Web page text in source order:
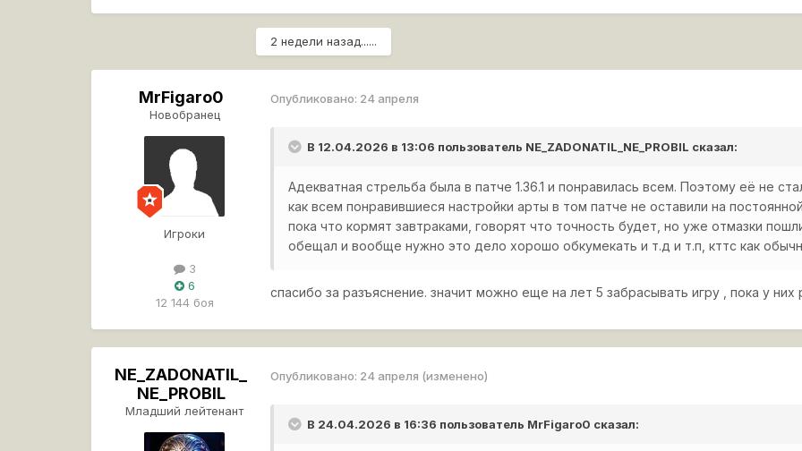
2 недели назад......
MrFigaro0
Новобранец
Игроки
3
6
12 144 боя
Опубликовано: 24 апреля
В 12.04.2026 в 13:06 пользователь NE_ZADONATIL_NE_PROBIL сказал:
Адекватная стрельба была в патче 1.36.1 и понравилась всем. Поэтому её не
как всем понравившиеся настройки арты в том патче не оставили на
пока что кормят завтраками, говорят что точность будет, но уже отмазки
обещал и вообще нужно это дело хорошо обкумекать и т.д и т.п, кттс как
спасибо за разъяснение. значит можно еще на лет 5 забрасывать игру , пока у
NE_ZADONATIL_
NE_PROBIL
Младший лейтенант
Опубликовано: 24 апреля (изменено)
В 24.04.2026 в 16:36 пользователь MrFigaro0 сказал: